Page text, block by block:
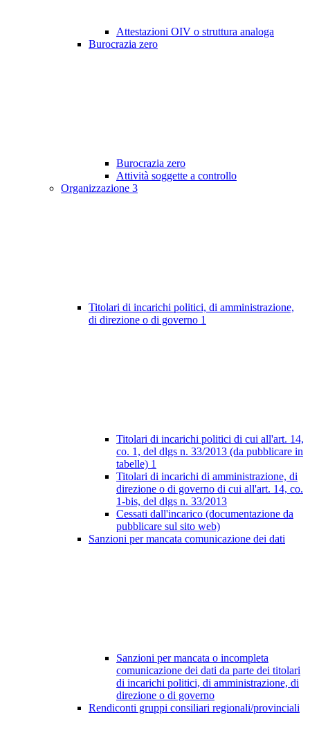
Attestazioni OIV o struttura analoga
Burocrazia zero
Burocrazia zero
Attività soggette a controllo
Organizzazione 3
Titolari di incarichi politici, di amministrazione,
di direzione o di governo 1
Titolari di incarichi politici di cui all'art. 14,
co. 1, del dlgs n. 33/2013 (da pubblicare in
tabelle) 1
Titolari di incarichi di amministrazione, di
direzione o di governo di cui all'art. 14, co.
1-bis, del dlgs n. 33/2013
Cessati dall'incarico (documentazione da
pubblicare sul sito web)
Sanzioni per mancata comunicazione dei dati
Sanzioni per mancata o incompleta
comunicazione dei dati da parte dei titolari
di incarichi politici, di amministrazione, di
direzione o di governo
Rendiconti gruppi consiliari regionali/provinciali